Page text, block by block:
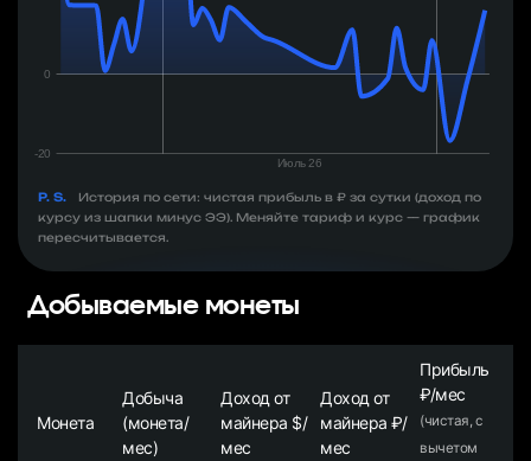
P. S.
История по сети: чистая прибыль в ₽ за сутки (доход по
курсу из шапки минус ЭЭ). Меняйте тариф и курс — график
пересчитывается.
Добываемые монеты
Монета
Добыча
(монета/
мес)
Доход от
майнера $/
мес
Доход от
майнера ₽/
мес
Прибыль
₽/мес
(чистая, с
вычетом